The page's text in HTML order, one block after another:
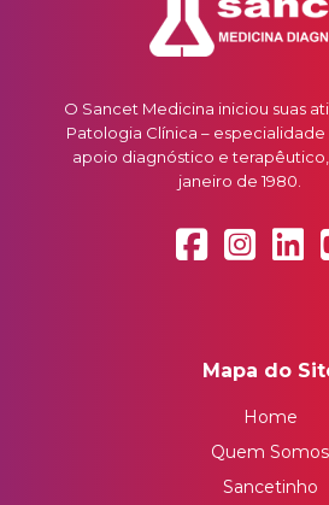
O Sancet Medicina iniciou suas
Patologia Clínica –
apoio diagnóstico e
janeiro de 1980.
Mapa do
Home
Quem Somos
Sancetinho